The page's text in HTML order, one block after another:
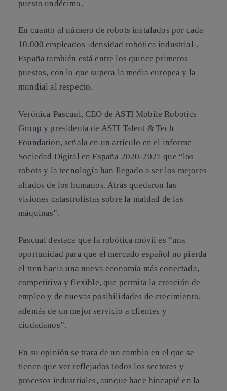
puesto undécimo.
En cuanto al número de robots instalados por cada
10.000 empleados -densidad robótica industrial-,
España también está entre los quince primeros
puestos, con lo que supera la media europea y la
mundial al respecto.
Verónica Pascual, CEO de ASTI Mobile Robotics
Group y presidenta de ASTI Talent & Tech
Foundation, señala en un artículo en el informe
Sociedad Digital en España 2020-2021que “los
robots y la tecnología han llegado a ser los mejores
aliados de los humanos. Atrás quedaron las
visiones catastrofistas sobre la maldad de las
máquinas”.
Pascual destaca que la robótica móvil es “una
oportunidad para que el mercado español no pierda
el tren hacia una nueva economía más conectada,
competitiva y flexible, que permita la creación de
empleo y de nuevas posibilidades de crecimiento,
además de un mejor servicio a clientes y
ciudadanos”.
En su opinión se trata de un cambio en el que se
tienen que ver reflejados todos los sectores y
procesos industriales, aunque hace hincapié en la